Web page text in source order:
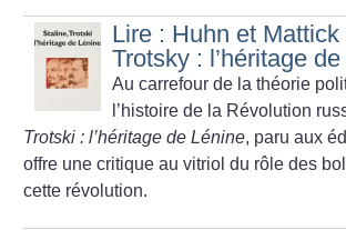
Lire : Huhn et Mattick
Trotsky : l’héritage
Au carrefour de la théorie
l’histoire de la Révolution
Trotski : l’héritage de Lénine, paru aux
offre une critique au vitriol du rôle des
cette révolution.